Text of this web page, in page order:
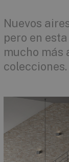
Nuevos
pero en
mucho más
colecciones.